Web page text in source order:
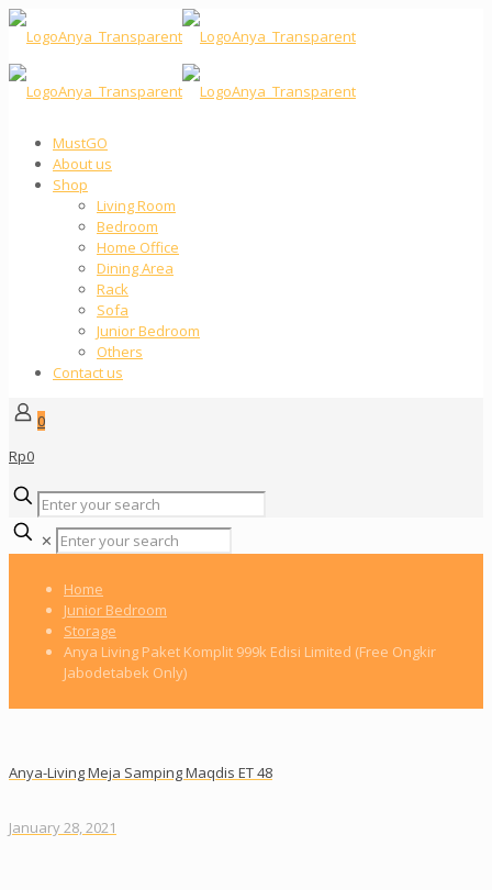
MustGO
About us
Shop
Living Room
Bedroom
Home Office
Dining Area
Rack
Sofa
Junior Bedroom
Others
Contact us
0
Rp0
✕
Home
Junior Bedroom
Storage
Anya Living Paket Komplit 999k Edisi Limited (Free Ongkir
Jabodetabek Only)
Anya-Living Meja Samping Maqdis ET 48
January 28, 2021